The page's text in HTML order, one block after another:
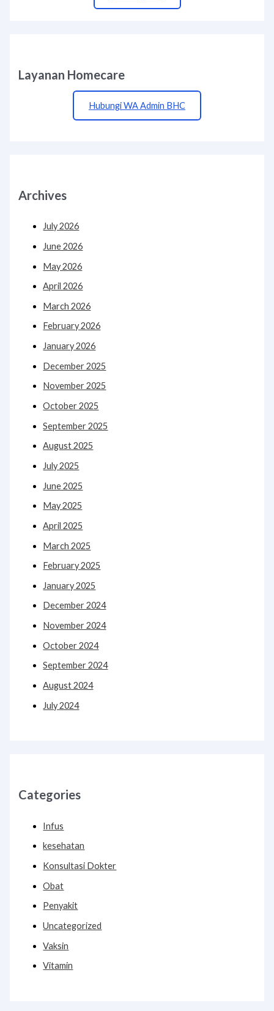
Layanan Homecare
Hubungi WA Admin BHC
Archives
July 2026
June 2026
May 2026
April 2026
March 2026
February 2026
January 2026
December 2025
November 2025
October 2025
September 2025
August 2025
July 2025
June 2025
May 2025
April 2025
March 2025
February 2025
January 2025
December 2024
November 2024
October 2024
September 2024
August 2024
July 2024
Categories
Infus
kesehatan
Konsultasi Dokter
Obat
Penyakit
Uncategorized
Vaksin
Vitamin